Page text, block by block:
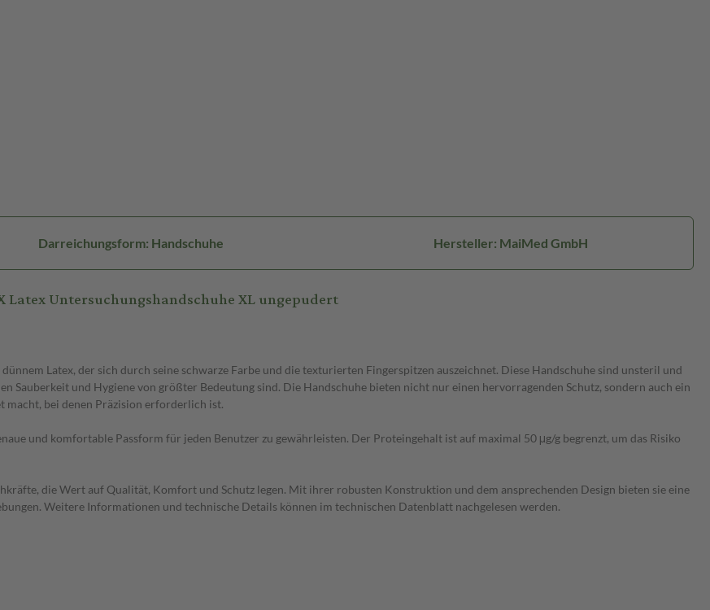
Darreichungsform: Handschuhe Hersteller: MaiMed GmbH
Untersuchungshandschuhe XL ungepudert
Latex, der sich durch seine schwarze Farbe und die texturierten Fingerspitzen auszeichnet. Diese Handschuhe sind unsteril und
Sauberkeit und Hygiene von größter Bedeutung sind. Die Handschuhe bieten nicht nur einen hervorragenden Schutz, sondern auch ein
macht, bei denen Präzision erforderlich ist.
und komfortable Passform für jeden Benutzer zu gewährleisten. Der Proteingehalt ist auf maximal 50 μg/g begrenzt, um das Risiko
die Wert auf Qualität, Komfort und Schutz legen. Mit ihrer robusten Konstruktion und dem ansprechenden Design bieten sie eine
Weitere Informationen und technische Details können im technischen Datenblatt nachgelesen werden.